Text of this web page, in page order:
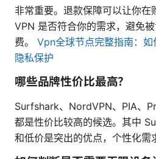
非常重要。退款保障可以让你在
VPN 是否符合你的需求，避免
费。 Vpn全球节点完整指南：
隐私保护
哪些品牌性价比最高？
Surfshark、NordVPN、PIA、
都是性价比较高的候选。其中
和低价是突出的优点，个性化需